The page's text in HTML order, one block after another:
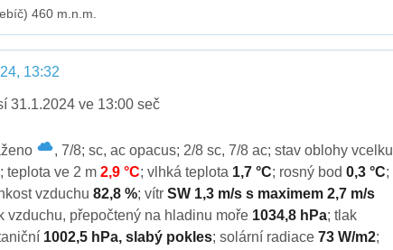
460 m.n.m.
13:32
31.1.2024 ve 13:00 seč
, 7/8; sc, ac opacus; 2/8 sc, 7/8 ac; stav oblohy vcelku
teplota ve 2 m 2,9 °C; vlhká teplota 1,7 °C; rosný bod 0,3 °C;
vzduchu 82,8 %; vítr SW 1,3 m/s s maximem 2,7 m/s
vzduchu, přepočtený na hladinu moře 1034,8 hPa; tlak
1002,5 hPa, slabý pokles; solární radiace 73 W/m2;